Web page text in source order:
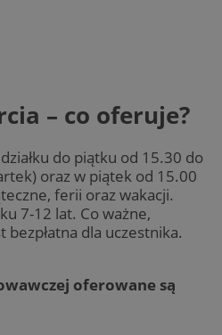
– co oferuje?
do piątku od 15.30 do
oraz w piątek od 15.00
ferii oraz wakacji.
7-12 lat. Co ważne,
dla uczestnika.
oferowane są